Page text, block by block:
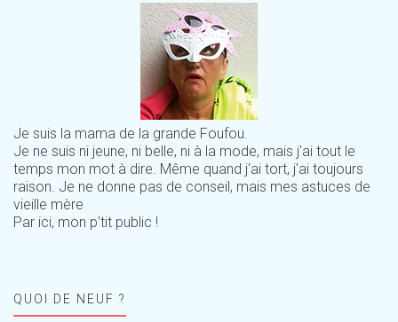
Je suis la mama de la grande Foufou.
Je ne suis ni jeune, ni belle, ni à la mode, mais j'ai tout le
temps mon mot à dire. Même quand j'ai tort, j'ai toujours
raison. Je ne donne pas de conseil, mais mes astuces de
vieille mère
Par ici, mon p'tit public !
QUOI DE NEUF ?